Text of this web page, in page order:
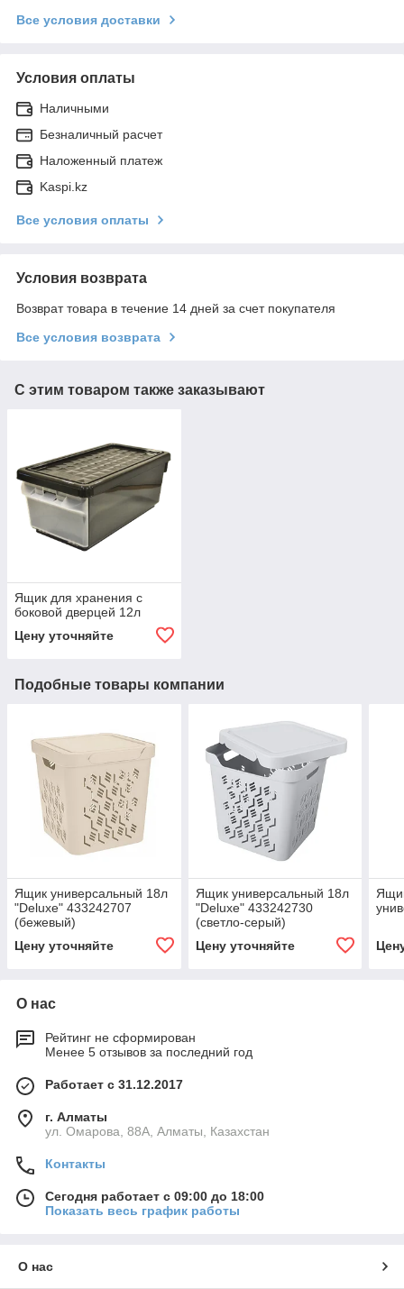
Все условия доставки
Условия оплаты
Наличными
Безналичный расчет
Наложенный платеж
Kaspi.kz
Все условия оплаты
Условия возврата
Возврат товара в течение 14 дней за счет покупателя
Все условия возврата
С этим товаром также заказывают
Ящик для хранения с
боковой дверцей 12л
Цену уточняйте
Подобные товары компании
Ящик универсальный 18л
"Deluxe" 433242707
(бежевый)
Цену уточняйте
Ящик универсальный 18л
"Deluxe" 433242730
(светло-серый)
Цену уточняйте
О нас
Рейтинг не сформирован
Менее 5 отзывов за последний год
Работает с 31.12.2017
г. Алматы
ул. Омарова, 88А, Алматы, Казахстан
Контакты
Сегодня работает с 09:00 до 18:00
Показать весь график работы
О нас